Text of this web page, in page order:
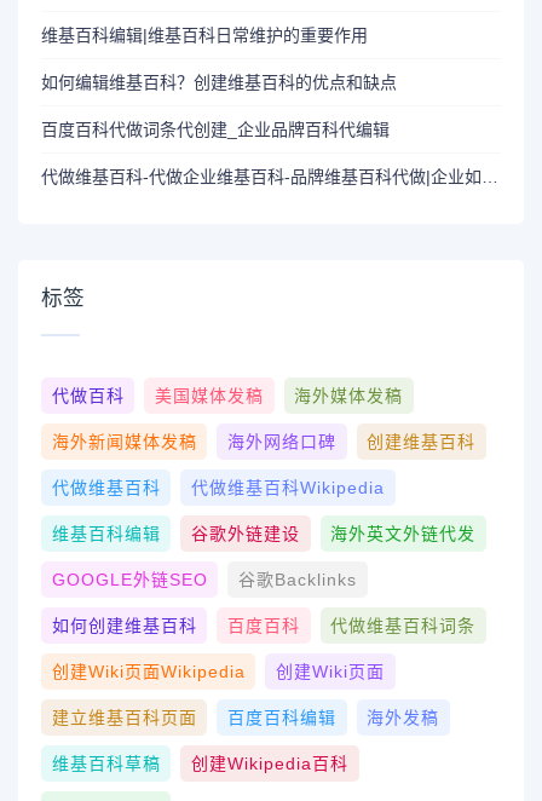
维基百科编辑|维基百科日常维护的重要作用
如何编辑维基百科？创建维基百科的优点和缺点
百度百科代做词条代创建_企业品牌百科代编辑
代做维基百科-代做企业维基百科-品牌维基百科代做|企业如何创建维基百科【Wikipedia】页面？
标签
代做百科 美国媒体发稿 海外媒体发稿
海外新闻媒体发稿 海外网络口碑 创建维基百科
代做维基百科 代做维基百科wikipedia
维基百科编辑 谷歌外链建设 海外英文外链代发
GOOGLE外链SEO 谷歌Backlinks
如何创建维基百科 百度百科 代做维基百科词条
创建wiki页面Wikipedia 创建wiki页面
建立维基百科页面 百度百科编辑 海外发稿
维基百科草稿 创建Wikipedia百科